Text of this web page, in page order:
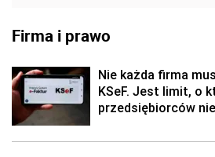
Firma i prawo
Nie każda firma
KSeF. Jest limit, o
przedsiębiorców